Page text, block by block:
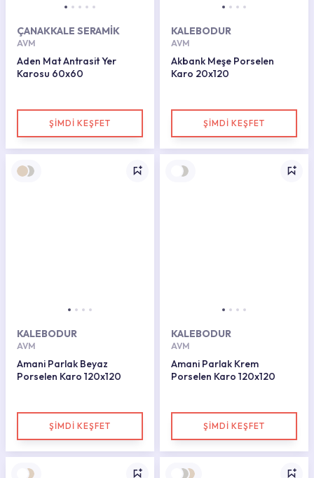
ÇANAKKALE SERAMİK
AVM
Aden Mat Antrasit Yer
Karosu 60x60
ŞİMDİ KEŞFET
KALEBODUR
AVM
Akbank Meşe Porselen
Karo 20x120
ŞİMDİ KEŞFET
KALEBODUR
AVM
Amani Parlak Beyaz
Porselen Karo 120x120
ŞİMDİ KEŞFET
KALEBODUR
AVM
Amani Parlak Krem
Porselen Karo 120x120
ŞİMDİ KEŞFET